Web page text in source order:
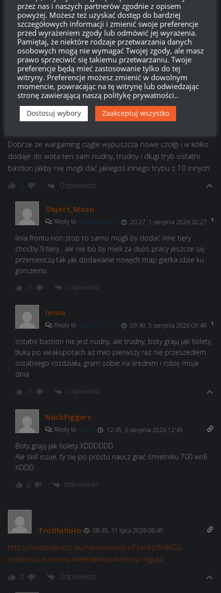
2 Odpowiedz
NuckFiggers
Reply to KW1S 12:44, 6 sierpnia 2026 12:44
XDDDD???
0 Odpowiedz
Dobrze ze wargaming ciągle wypuszcza nowe czołgi i w kółko
dodaje do wota ten sam nudny, trudny i długi tryb ostatni
bastion jakby nie mogli dać jakiegoś innego trybu z 10 innych
2 Odpowiedz
Object_Moon
Reply to opluł mnie żul 20:27, 1 sierpnia 2026 20:27
linia frontu non stop to samo mogli by dodać inne tiery
choćby 9 tiery , ale nie bo by mieli za dużo pracy jeszcze się
przemenczą tak jak dodawanie nowych map gierka idzie ku
gorszemu
-1 Odpowiedz
misio
Reply to opluł mnie żul 09:49, 5 sierpnia 2026 09:49
ostatni bastion nie jest nudny, ale trudny, boty grają jak fiolety,
tłuką po weakspotach az miło pierwszy raz nie przeszedłem
ostatniego rozdziału, gram sobie na średnim i robię misje
dnia
-1 Odpowiedz
NuckFiggers
Reply to misio 12:45, 6 sierpnia 2026 12:45
Boty grają jak fiolety XDDDDDD
Ale skill issue, ty się po prostu naucz grać śmietniku 700 wn8
XDDD
0 Odpowiedz
Trolllollolo 08:45, 31 lipca 2026 08:45
https://wotexpress.eu/news/world-of-tanks/fv4602-
victorious-s-novoy-mekhanikoy-boevoy-reguly/
0 Odpowiedz
przez nas i naszych partnerów zgodnie z opisem
powyżej. Możesz też uzyskać dostęp do bardziej
szczegółowych informacji i zmienić swoje preferencje
przed wyrażeniem zgody lub odmówić jej wyrażenia.
Pamiętaj, że niektóre rodzaje przetwarzania danych
osobowych mogą nie wymagać Twojej zgody, ale masz
prawo sprzeciwić się takiemu przetwarzaniu. Twoje
preferencje będą mieć zastosowanie tylko do tej
witryny. Preferencje możesz zmienić w dowolnym
momencie, powracając na tę witrynę lub odwiedzając
stronę zawierającą naszą politykę prywatności..
Dostosuj wybory Zaakceptuj wszystko